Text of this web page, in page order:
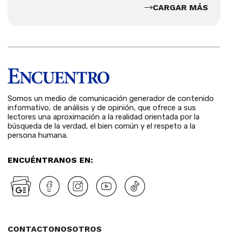
CARGAR MÁS
Somos un medio de comunicación generador de contenido
informativo, de análisis y de opinión, que ofrece a sus
lectores una aproximación a la realidad orientada por la
búsqueda de la verdad, el bien común y el respeto a la
persona humana.
ENCUÉNTRANOS EN:
CONTACTONOSOTROS